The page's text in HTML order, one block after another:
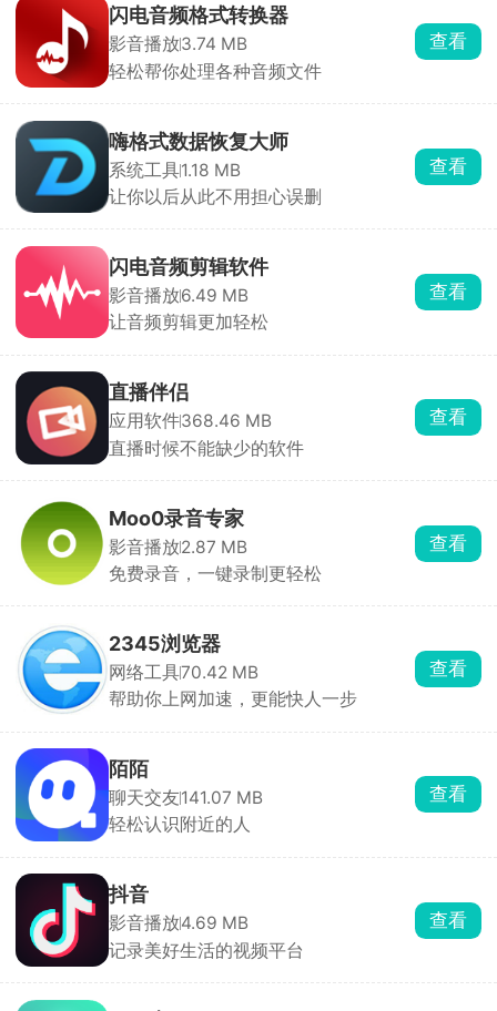
闪电音频格式转换器
影音播放3.74 MB
轻松帮你处理各种音频文件
查看
嗨格式数据恢复大师
系统工具1.18 MB
让你以后从此不用担心误删
查看
闪电音频剪辑软件
影音播放6.49 MB
让音频剪辑更加轻松
查看
直播伴侣
应用软件368.46 MB
直播时候不能缺少的软件
查看
Moo0录音专家
影音播放2.87 MB
免费录音，一键录制更轻松
查看
2345浏览器
网络工具70.42 MB
帮助你上网加速，更能快人一步
查看
陌陌
聊天交友141.07 MB
轻松认识附近的人
查看
抖音
影音播放4.69 MB
记录美好生活的视频平台
查看